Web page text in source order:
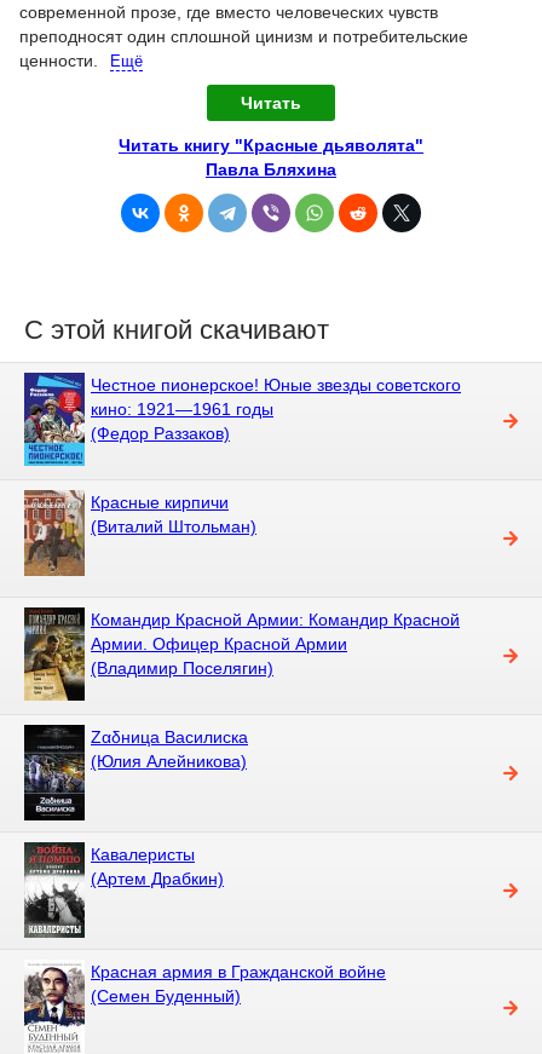
современной прозе, где вместо человеческих чувств
преподносят один сплошной цинизм и потребительские
ценности.
Ещё
Читать
Читать книгу "Красные дьяволята"
Павла Бляхина
С этой книгой скачивают
Честное пионерское! Юные звезды советского
кино: 1921—1961 годы
(Федор Раззаков)
Красные кирпичи
(Виталий Штольман)
Командир Красной Армии: Командир Красной
Армии. Офицер Красной Армии
(Владимир Поселягин)
Zαδница Василиска
(Юлия Алейникова)
Кавалеристы
(Артем Драбкин)
Красная армия в Гражданской войне
(Семен Буденный)